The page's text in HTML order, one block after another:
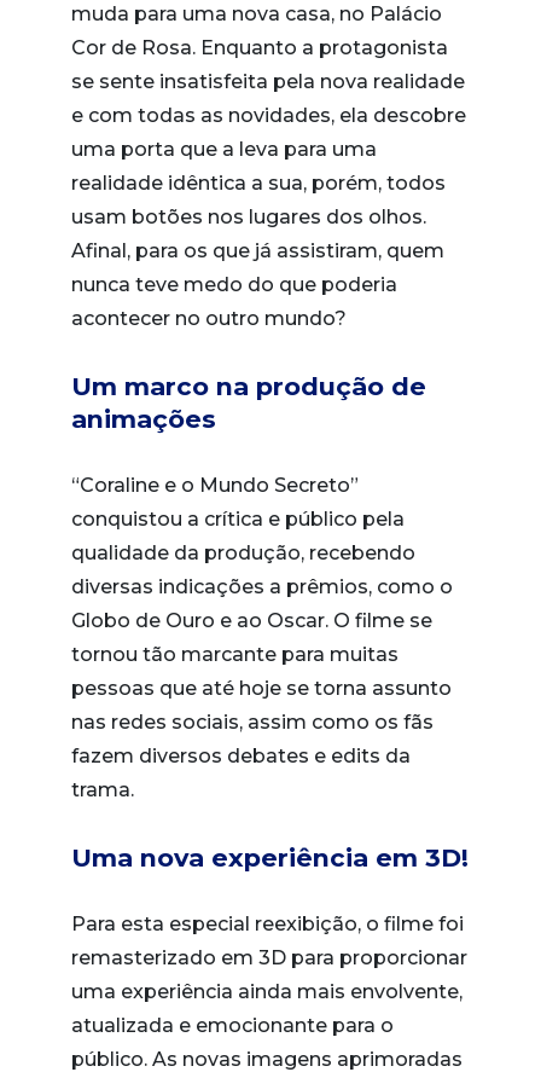
muda para uma nova casa, no Palácio
Cor de Rosa. Enquanto a protagonista
se sente insatisfeita pela nova realidade
e com todas as novidades, ela descobre
uma porta que a leva para uma
realidade idêntica a sua, porém, todos
usam botões nos lugares dos olhos.
Afinal, para os que já assistiram, quem
nunca teve medo do que poderia
acontecer no outro mundo?
Um marco na produção de
animações
“Coraline e o Mundo Secreto”
conquistou a crítica e público pela
qualidade da produção, recebendo
diversas indicações a prêmios, como o
Globo de Ouro e ao Oscar. O filme se
tornou tão marcante para muitas
pessoas que até hoje se torna assunto
nas redes sociais, assim como os fãs
fazem diversos debates e edits da
trama.
Uma nova experiência em 3D!
Para esta especial reexibição, o filme foi
remasterizado em 3D para proporcionar
uma experiência ainda mais envolvente,
atualizada e emocionante para o
público. As novas imagens aprimoradas